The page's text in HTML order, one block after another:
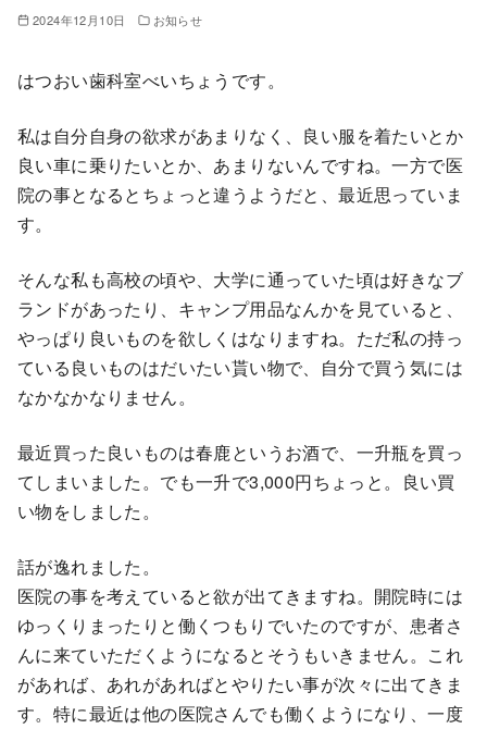
2024年12月10日 お知らせ
はつおい歯科室べいちょうです。
私は自分自身の欲求があまりなく、良い服を着たいとか
良い車に乗りたいとか、あまりないんですね。一方で医
院の事となるとちょっと違うようだと、最近思っていま
す。
そんな私も高校の頃や、大学に通っていた頃は好きなブ
ランドがあったり、キャンプ用品なんかを見ていると、
やっぱり良いものを欲しくはなりますね。ただ私の持っ
ている良いものはだいたい貰い物で、自分で買う気には
なかなかなりません。
最近買った良いものは春鹿というお酒で、一升瓶を買っ
てしまいました。でも一升で3,000円ちょっと。良い買
い物をしました。
話が逸れました。
医院の事を考えていると欲が出てきますね。開院時には
ゆっくりまったりと働くつもりでいたのですが、患者さ
んに来ていただくようになるとそうもいきません。これ
があれば、あれがあればとやりたい事が次々に出てきま
す。特に最近は他の医院さんでも働くようになり、一度